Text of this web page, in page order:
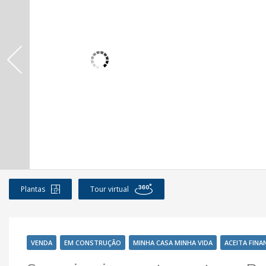
Plantas Tour virtual
VENDA EM CONSTRUÇÃO MINHA CASA MINHA VIDA ACEITA